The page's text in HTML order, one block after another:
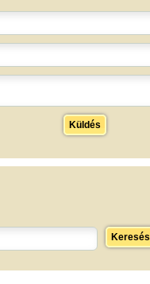
Küldés
Keresés